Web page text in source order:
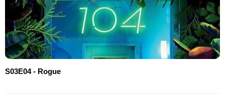
S03E04 - Rogue